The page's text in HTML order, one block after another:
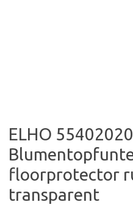
ELHO
floorprotector
transparent